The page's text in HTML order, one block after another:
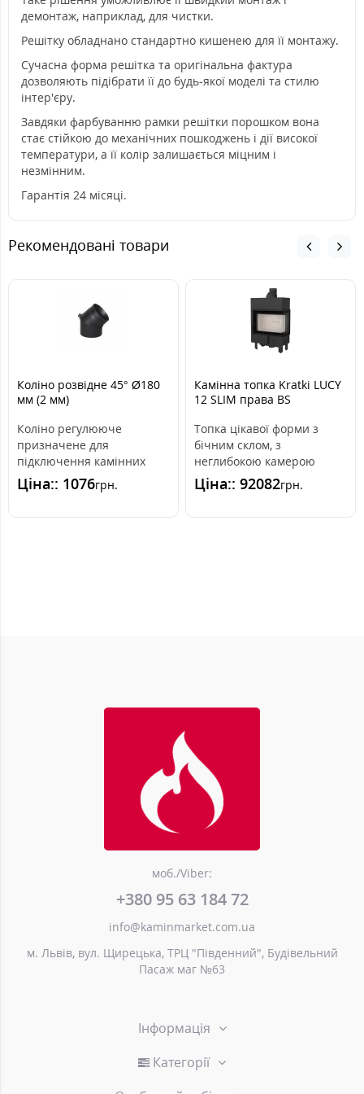
демонтаж, наприклад, для чистки.
Решітку обладнано стандартно кишенею для її монтажу.
Сучасна форма решітка та оригінальна фактура
дозволяють підібрати її до будь-якої моделі та стилю
інтер'єру.
Завдяки фарбуванню рамки решітки порошком вона
стає стійкою до механічних пошкоджень і дії високої
температури, а її колір залишається міцним і
незмінним.
Гарантія 24 місяці.
Рекомендовані товари
Коліно розвідне 45° Ø180
мм (2 мм)
Коліно регулююче
призначене для
підключення камінних
топок і печей до димаря.
Виготовлено з якісного..
Ціна:: 1076грн.
Камінна топка Kratki LUCY
12 SLIM права BS
Топка цікавої форми з
бічним склом, з
неглибокою камерою
згоряння, що робить її
ідеальною для вітале..
Ціна:: 92082грн.
моб./Viber:
+380 95 63 184 72
info@kaminmarket.com.ua
м. Львів, вул. Щирецька, ТРЦ "Південний", Будівельний
Пасаж маг №63
Інформація
Категорії